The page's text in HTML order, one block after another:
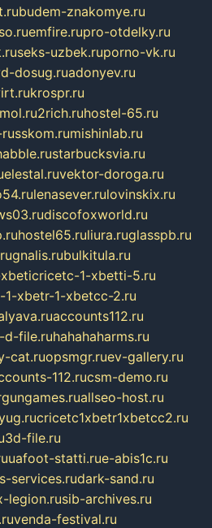
budem-znakomye.ru
emfire.rupro-otdelky.ru
seks-uzbek.ruporno-vk.ru
dosug.ruadonyev.ru
krospr.ru
2rich.ruhostel-65.ru
mishinlab.ru
starbucksvia.ru
elestal.ruvektor-doroga.ru
lenasever.rulovinskix.ru
discofoxworld.ru
hostel65.ruliura.ruglasspb.ru
gnalis.rubulkitula.ru
xbeticricetc-1-xbetti-5.ru
1-xbetr-1-xbetcc-2.ru
accounts112.ru
d-file.ruhahahaharms.ru
cat.ruopsmgr.ruev-gallery.ru
112.rucsm-demo.ru
allseo-host.ru
cricetc1xbetr1xbetcc2.ru
3d-file.ru
uafoot-statti.rue-abis1c.ru
services.rudark-sand.ru
legion.rusib-archives.ru
venda-festival.ru